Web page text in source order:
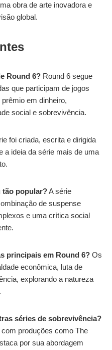
obra de arte inovadora e
global.
Round 6? Round 6 segue
que participam de jogos
em dinheiro,
social e sobrevivência.
foi criada, escrita e dirigida
a ideia da série mais de uma
tão popular?A série
de suspense
e uma crítica social
principais em Round 6? Os
econômica, luta de
explorando a natureza
séries de sobrevivência?
produções como The
por sua abordagem